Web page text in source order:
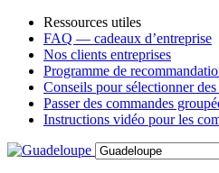
Ressources utiles
FAQ — cadeaux d’entreprise
Nos clients entreprises
Programme de
Conseils pour sélectionner
Passer des commandes
Instructions vidéo pour les